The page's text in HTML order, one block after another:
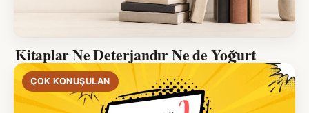
Kitaplar Ne Deterjandır Ne de Yoğurt
ÇOK KONUŞULAN